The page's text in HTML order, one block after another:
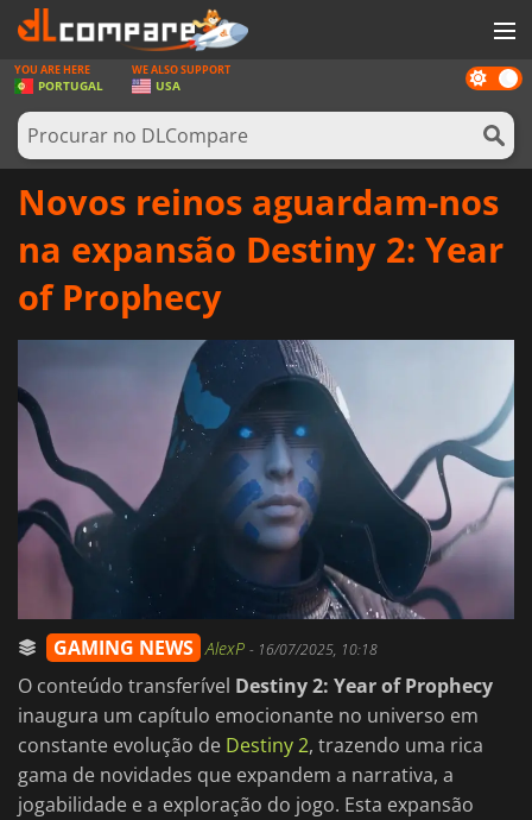
JOGOS
GAME CARDS
SOFTWARE
Dark
mode
YOU ARE HERE
PORTUGAL
WE ALSO SUPPORT
USA
Novos reinos aguardam-nos
na expansão Destiny 2: Year
of Prophecy
GAMING NEWS AlexP - 16/07/2025, 10:18
O conteúdo transferível Destiny 2: Year of Prophecy
inaugura um capítulo emocionante no universo em
constante evolução de Destiny 2, trazendo uma rica
gama de novidades que expandem a narrativa, a
jogabilidade e a exploração do jogo. Esta expansão